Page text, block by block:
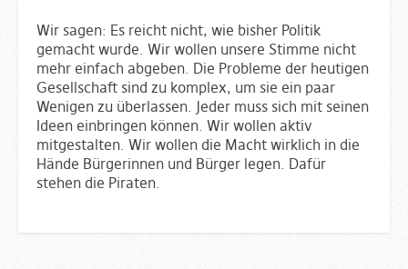
Wir sagen: Es reicht nicht, wie bisher Politik
gemacht wurde. Wir wollen unsere Stimme nicht
mehr einfach abgeben. Die Probleme der heutigen
Gesellschaft sind zu komplex, um sie ein paar
Wenigen zu überlassen. Jeder muss sich mit seinen
Ideen einbringen können. Wir wollen aktiv
mitgestalten. Wir wollen die Macht wirklich in die
Hände Bürgerinnen und Bürger legen. Dafür
stehen die Piraten.